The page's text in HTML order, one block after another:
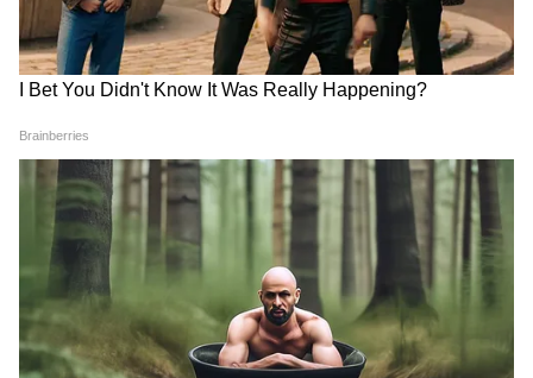
সার ও ওষুধসহ বড় ধরনের আমদানি করতে
পারছিল না। ২০২৩ সালের বাজেটে স্বাস্থ্য ও শিক্ষার
জন্য ৩০০ বিলিয়ন টাকার বেশি বরাদ্দ করা হয়েছে।
যাইহোক, ২০০৯ সালে লিবারেশন টাইগার্স অফ
তামিল ইলাম (LTTE) এর সাথে সংঘাতের সমাপ্তির
পর থেকে, শ্রীলঙ্কা প্রায় চার লক্ষ শক্তিশালী
DOWNLOAD APP